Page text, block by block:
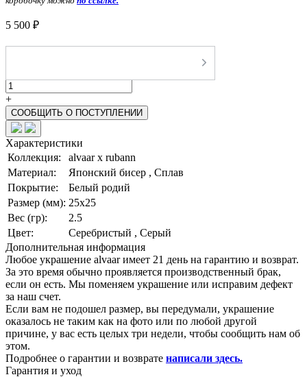
5 500 ₽
+
СООБЩИТЬ О ПОСТУПЛЕНИИ
Характеристики
Коллекция:
alvaar x rubann
Материал:
Японский бисер , Сплав
Покрытие:
Белый родий
Размер (мм): 25х25
Вес (гр):
2.5
Цвет:
Серебристый , Серый
Дополнительная информация
Любое украшение alvaar имеет 21 день на гарантию и возврат.
За это время обычно проявляется производственный брак,
если он есть. Мы поменяем украшение или исправим дефект
за наш счет.
Если вам не подошел размер, вы передумали, украшение
оказалось не таким как на фото или по любой другой
причине, у вас есть целых три недели, чтобы сообщить нам об
этом.
Подробнее о гарантии и возврате написали здесь.
Гарантия и уход